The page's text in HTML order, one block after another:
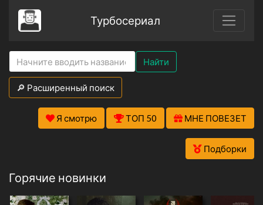
Турбосериал
Найти
🔎 Расширенный поиск
Я смотрю ТОП 50 МНЕ ПОВЕЗЕТ
Подборки
Горячие новинки